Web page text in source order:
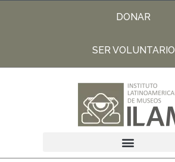
DONAR
SER VOLUNTARIO